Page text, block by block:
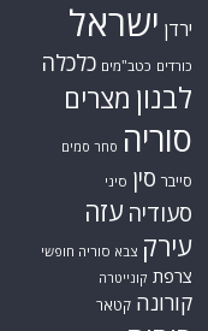
ירדן ישראל
כורדים כטב"מים כלכלה
לבנון מצרים
סוריה סחר סמים
סייבר סין סיני
סעודיה עזה
עירק צבא סוריה חופשי
צרפת קונייטרה
קורונה קטאר